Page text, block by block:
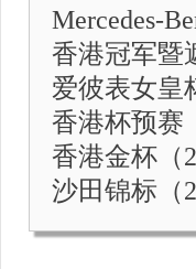
Mercedes-
香港冠军暨
爱彼表女皇
香港杯预赛
香港金杯（
沙田锦标（